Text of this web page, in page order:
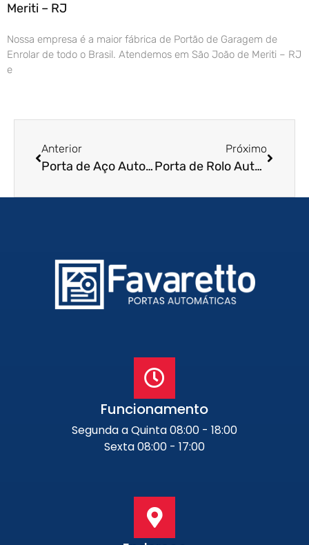
Meriti – RJ
Nossa empresa é a maior fábrica de Portão de Garagem de
Enrolar de todo o Brasil. Atendemos em São João de Meriti – RJ
e
Anterior
Porta de Aço Automática em Osasco – SP
Próximo
Porta de Rolo Automática em Suzano – SP
Funcionamento
Segunda a Quinta 08:00 - 18:00
Sexta 08:00 - 17:00